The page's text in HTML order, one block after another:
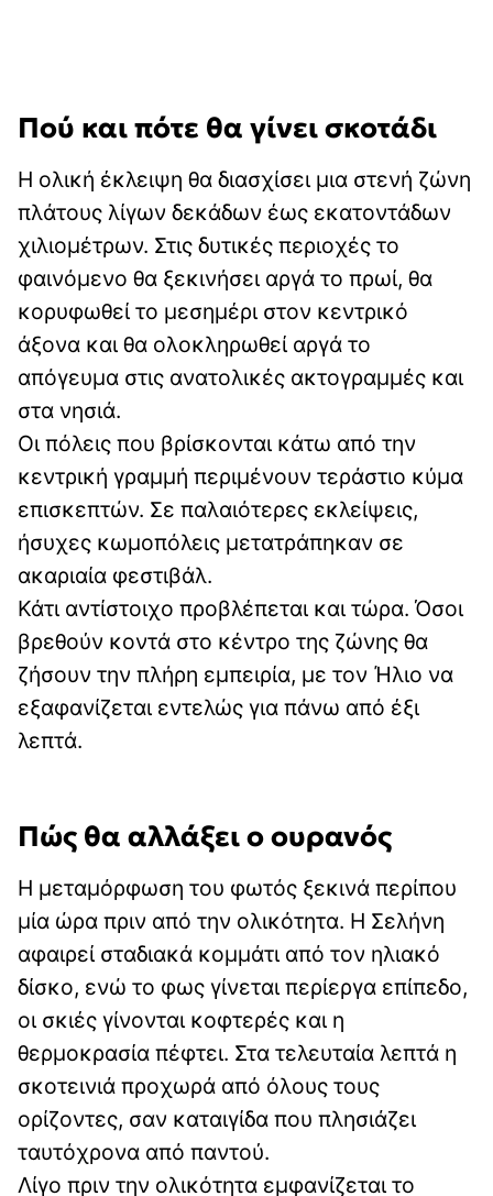
Πού και πότε θα γίνει σκοτάδι
Η ολική έκλειψη θα διασχίσει μια στενή ζώνη
πλάτους λίγων δεκάδων έως εκατοντάδων
χιλιομέτρων. Στις δυτικές περιοχές το
φαινόμενο θα ξεκινήσει αργά το πρωί, θα
κορυφωθεί το μεσημέρι στον κεντρικό
άξονα και θα ολοκληρωθεί αργά το
απόγευμα στις ανατολικές ακτογραμμές και
στα νησιά.
Οι πόλεις που βρίσκονται κάτω από την
κεντρική γραμμή περιμένουν τεράστιο κύμα
επισκεπτών. Σε παλαιότερες εκλείψεις,
ήσυχες κωμοπόλεις μετατράπηκαν σε
ακαριαία φεστιβάλ.
Κάτι αντίστοιχο προβλέπεται και τώρα. Όσοι
βρεθούν κοντά στο κέντρο της ζώνης θα
ζήσουν την πλήρη εμπειρία, με τον Ήλιο να
εξαφανίζεται εντελώς για πάνω από έξι
λεπτά.
Πώς θα αλλάξει ο ουρανός
Η μεταμόρφωση του φωτός ξεκινά περίπου
μία ώρα πριν από την ολικότητα. Η Σελήνη
αφαιρεί σταδιακά κομμάτι από τον ηλιακό
δίσκο, ενώ το φως γίνεται περίεργα επίπεδο,
οι σκιές γίνονται κοφτερές και η
θερμοκρασία πέφτει. Στα τελευταία λεπτά η
σκοτεινιά προχωρά από όλους τους
ορίζοντες, σαν καταιγίδα που πλησιάζει
ταυτόχρονα από παντού.
Λίγο πριν την ολικότητα εμφανίζεται το